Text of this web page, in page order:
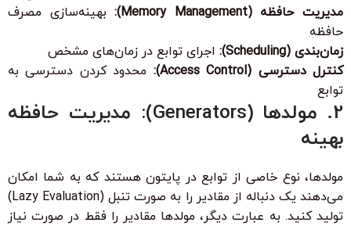
مدیریت حافظه (Memory Management):
بهینه‌سازی مصرف
حافظه
زمان‌بندی (Scheduling):
اجرای توابع در زمان‌های مشخص
کنترل دسترسی (Access Control):
محدود کردن دسترسی به
توابع
2. مولدها (Generators): مدیریت حافظه
بهینه
مولدها، نوع خاصی از توابع در پایتون هستند که به شما امکان
می‌دهند یک دنباله از مقادیر را به صورت تنبل (Lazy Evaluation)
تولید کنید. به عبارت دیگر، مولدها مقادیر را فقط در صورت نیاز